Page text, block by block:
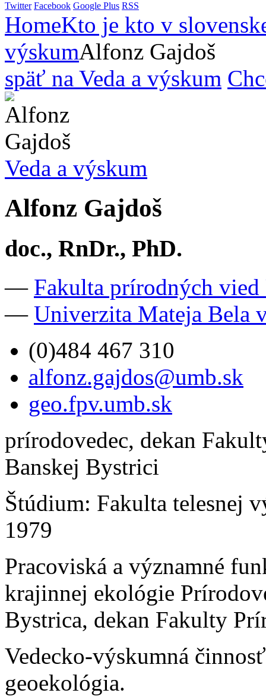
Twitter Facebook Google Plus RSS
HomeKto je kto v
výskumAlfonz Gajdoš
späť na Veda a výskum
Veda a výskum
Alfonz Gajdoš
doc., RnDr., PhD.
— Fakulta prírodných
— Univerzita Mateja Bela
(0)484 467 310
alfonz.gajdos@umb.sk
geo.fpv.umb.sk
prírodovedec, dekan
Banskej Bystrici
Štúdium: Fakulta telesnej
1979
Pracoviská a významné
krajinnej ekológie
Bystrica, dekan Fakulty
Vedecko-výskumná
geoekológia.